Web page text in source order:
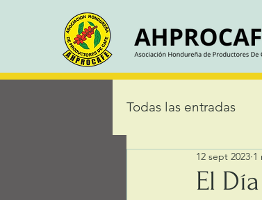
Todas las entradas
El
12 sept 2023 1